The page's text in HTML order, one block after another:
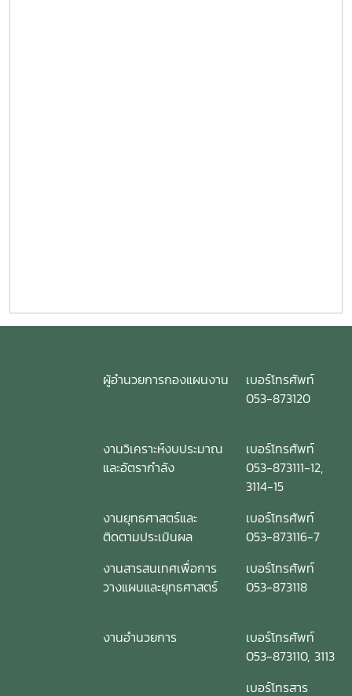
ผู้อำนวยการกองแผนงาน
เบอร์โทรศัพท์
053-873120
งานวิเคราะห์งบประมาณ
และอัตรากำลัง
เบอร์โทรศัพท์
053-873111-12,
3114-15
งานยุทธศาสตร์และ
ติดตามประเมินผล
เบอร์โทรศัพท์
053-873116-7
งานสารสนเทศเพื่อการ
วางแผนและยุทธศาสตร์
เบอร์โทรศัพท์
053-873118
งานอำนวยการ
เบอร์โทรศัพท์
053-873110, 3113
เบอร์โทรสาร